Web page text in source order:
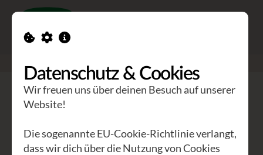
Universelle Stimmführung
deine Stimmfreiheit
Datenschutz & Cookies
Wir freuen uns über deinen Besuch auf unserer
Website!
Die sogenannte EU-Cookie-Richtlinie verlangt,
dass wir dich über die Nutzung von Cookies